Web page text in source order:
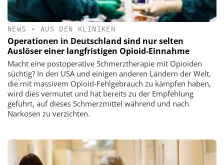
NEWS • AUS DEN KLINIKEN
Operationen in Deutschland sind nur selten
Auslöser einer langfristigen Opioid-Einnahme
Macht eine postoperative Schmerztherapie mit Opioiden
süchtig? In den USA und einigen anderen Ländern der Welt,
die mit massivem Opioid-Fehlgebrauch zu kämpfen haben,
wird dies vermutet und hat bereits zu der Empfehlung
geführt, auf dieses Schmerzmittel während und nach
Narkosen zu verzichten.